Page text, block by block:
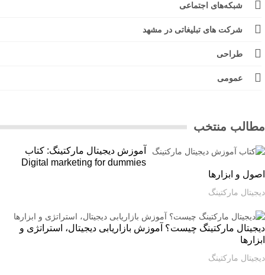
شبکه‌های اجتماعی
شرکت های تبلیغاتی در مشهد
طراحی
عمومی
منتخب
آموزش دیجیتال مارکتینگ: کتاب
Digital marketing for dummies
و ابزارها
مارکتینگ
مارکتینگ چیست؟ آموزش بازاریابی دیجیتال، استراتژی و
مارکتینگ